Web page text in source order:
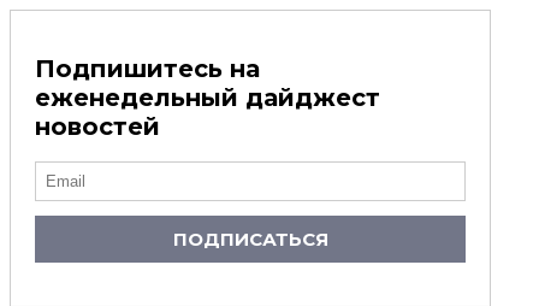
Подпишитесь на
еженедельный дайджест
новостей
ПОДПИСАТЬСЯ